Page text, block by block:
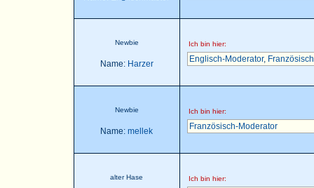
Newbie
Name: Harzer
Ich bin hier:
Englisch-Moderator,
Newbie
Name: mellek
Ich bin hier:
Französisch-Moderator
alter Hase Ich bin hier: